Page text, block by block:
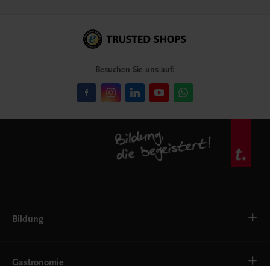
Besuchen Sie uns auf:
Bildung
AHS
Gastronomie